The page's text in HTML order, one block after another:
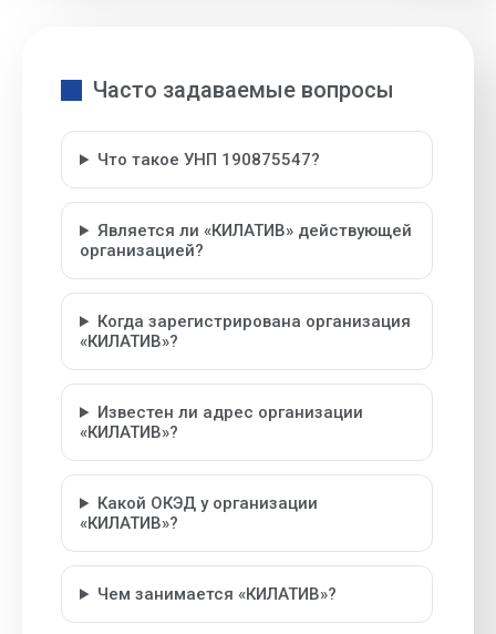
Часто задаваемые вопросы
Что такое УНП 190875547?
Является ли «КИЛАТИВ» действующей
организацией?
Когда зарегистрирована организация
«КИЛАТИВ»?
Известен ли адрес организации
«КИЛАТИВ»?
Какой ОКЭД у организации
«КИЛАТИВ»?
Чем занимается «КИЛАТИВ»?